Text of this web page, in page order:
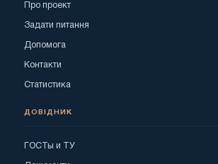
Про проект
Задати питання
Допомога
Контакти
Статистика
ДОВІДНИК
ГОСТы и ТУ